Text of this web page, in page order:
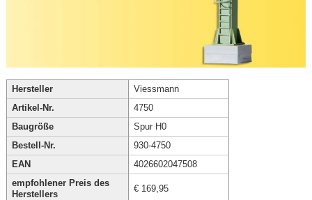
Hersteller
Viessmann
Artikel-Nr.
4750
Baugröße
Spur H0
Bestell-Nr.
930-4750
EAN
4026602047508
empfohlener Preis des
Herstellers
€ 169,95